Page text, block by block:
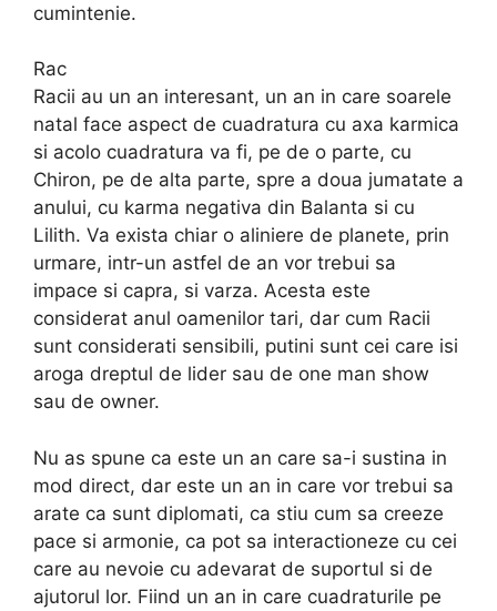
cumintenie.
Rac
Racii au un an interesant, un an in care soarele
natal face aspect de cuadratura cu axa karmica
si acolo cuadratura va fi, pe de o parte, cu
Chiron, pe de alta parte, spre a doua jumatate a
anului, cu karma negativa din Balanta si cu
Lilith. Va exista chiar o aliniere de planete, prin
urmare, intr-un astfel de an vor trebui sa
impace si capra, si varza. Acesta este
considerat anul oamenilor tari, dar cum Racii
sunt considerati sensibili, putini sunt cei care isi
aroga dreptul de lider sau de one man show
sau de owner.
Nu as spune ca este un an care sa-i sustina in
mod direct, dar este un an in care vor trebui sa
arate ca sunt diplomati, ca stiu cum sa creeze
pace si armonie, ca pot sa interactioneze cu cei
care au nevoie cu adevarat de suportul si de
ajutorul lor. Fiind un an in care cuadraturile pe